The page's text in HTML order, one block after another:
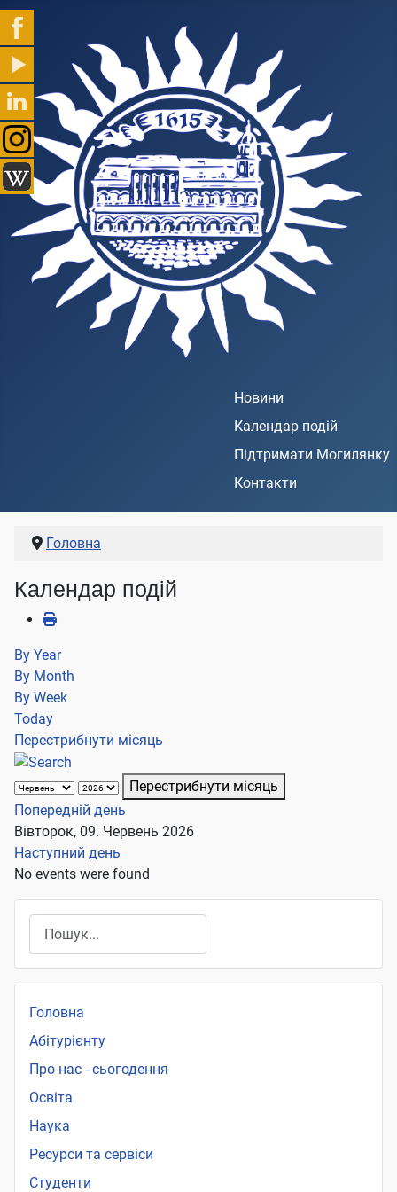
Новини
Календар подій
Підтримати Могилянку
Контакти
Головна
Календар подій
By Year
By Month
By Week
Today
Перестрибнути місяць
Перестрибнути місяць
Попередній день
Вівторок, 09. Червень 2026
Наступний день
No events were found
Головна
Абітурієнту
Про нас - сьогодення
Освіта
Наука
Ресурси та сервіси
Студенти